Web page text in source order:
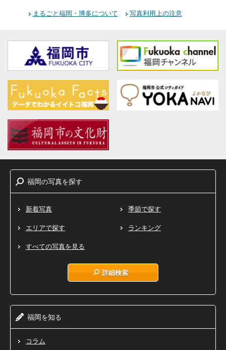
まるごと福岡・博多について 写真利用上の注意
福岡の写真を探す
新着写真 季節で探す
エリアで探す ランキング
すべての写真を見る
詳細検索
福岡を知る
コラム